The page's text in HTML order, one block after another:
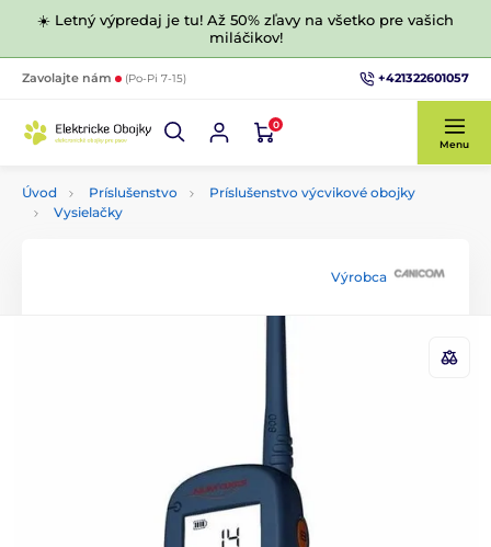
☀️ Letný výpredaj je tu! Až 50% zľavy na všetko pre vašich
miláčikov!
Zavolajte nám (Po-Pi 7-15) +421322601057
0
Menu
Úvod Príslušenstvo
Príslušenstvo výcvikové obojky
Vysielačky
Výrobca